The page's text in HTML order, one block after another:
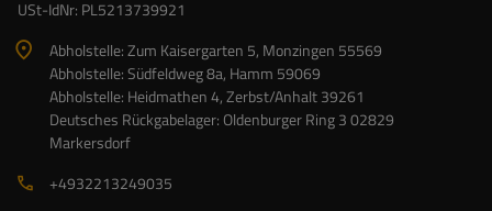
USt-IdNr: PL5213739921
Abholstelle: Zum Kaisergarten 5, Monzingen 55569
Abholstelle: Südfeldweg 8a, Hamm 59069
Abholstelle: Heidmathen 4, Zerbst/Anhalt 39261
Deutsches Rückgabelager: Oldenburger Ring 3 02829
Markersdorf
+4932213249035